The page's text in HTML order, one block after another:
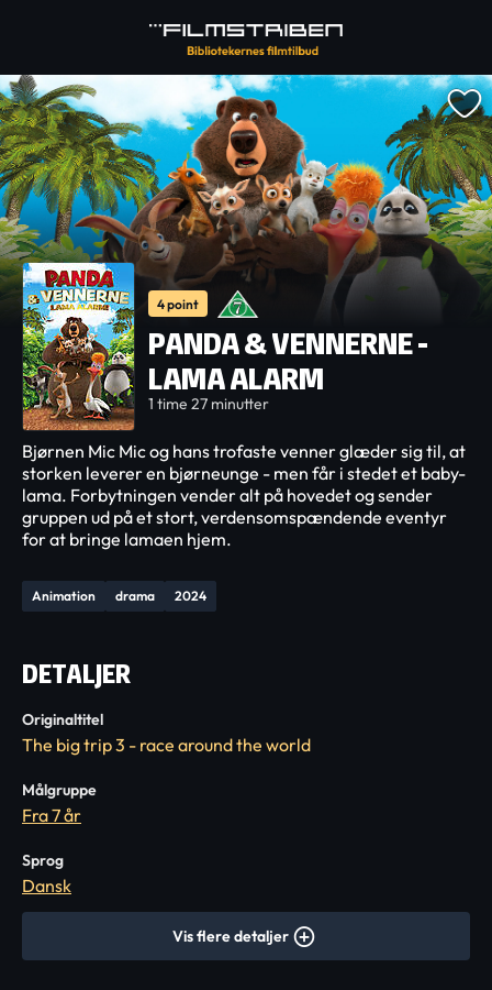
4 point
PANDA & VENNERNE -
LAMA ALARM
1 time 27 minutter
Animation drama 2024
Bjørnen Mic Mic og hans trofaste venner glæder sig til, at
storken leverer en bjørneunge - men får i stedet et baby-
lama. Forbytningen vender alt på hovedet og sender
gruppen ud på et stort, verdensomspændende eventyr
for at bringe lamaen hjem.
DETALJER
Originaltitel
The big trip 3 - race around the world
Målgruppe
Fra 7 år
Sprog
Dansk
Vis flere detaljer